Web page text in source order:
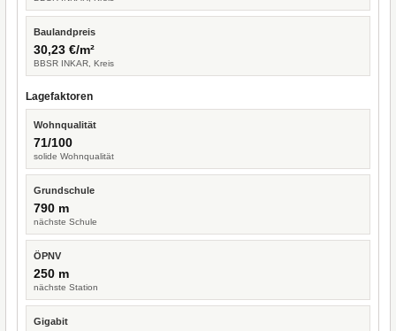
Baulandpreis
30,23 €/m²
BBSR INKAR, Kreis
Lagefaktoren
Wohnqualität
71/100
solide Wohnqualität
Grundschule
790 m
nächste Schule
ÖPNV
250 m
nächste Station
Gigabit